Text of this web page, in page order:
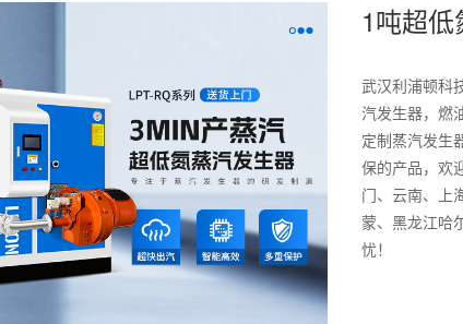
1吨超
武汉利浦顿科
汽发生器，燃
定制蒸汽发生
保的产品，欢
门、云南、上
蒙、黑龙江哈
忧！